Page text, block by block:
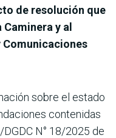
de resolución que
y al
Comunicaciones
sobre el estado
contenidas
N° 18/2025 de